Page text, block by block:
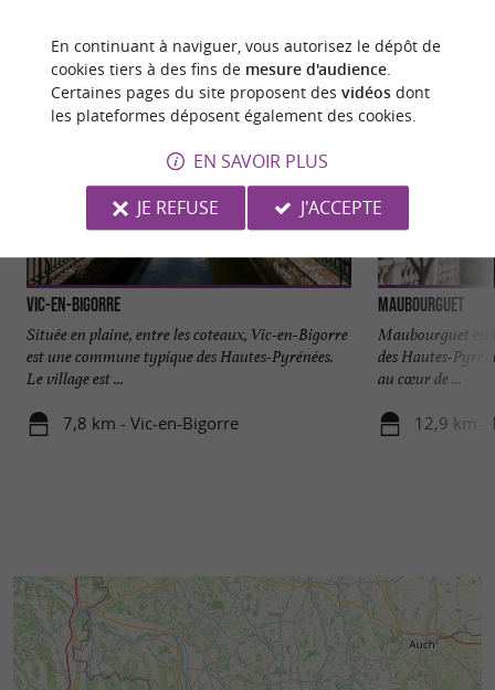
Vic-en-Bigorre
Située en plaine, entre les coteaux, Vic-en-Bigorre
est une commune typique des Hautes-Pyrénées.
Le village est ...
7,8 km - Vic-en-Bigorre
Maubourguet
Maubourguet est
des Hautes-
au cœur de ...
12,9 km -
En continuant à naviguer, vous autorisez le dépôt de
cookies tiers à des fins de mesure d'audience.
Certaines pages du site proposent des vidéosdont
les plateformes déposent également des cookies.
EN SAVOIR PLUS
JE REFUSE
J'ACCEPTE